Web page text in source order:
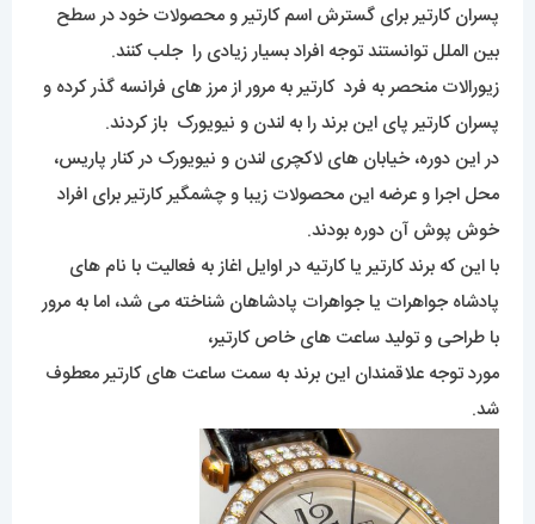
پسران کارتیر برای گسترش اسم کارتیر و محصولات خود در سطح
بین الملل توانستند توجه افراد بسیار زیادی را جلب کنند.
زیورالات منحصر به فرد کارتیر به مرور از مرز های فرانسه گذر کرده و
پسران کارتیر پای این برند را به لندن و نیویورک باز کردند.
در این دوره، خیابان های لاکچری لندن و نیویورک در کنار پاریس،
محل اجرا و عرضه این محصولات زیبا و چشمگیر کارتیر برای افراد
خوش پوش آن دوره بودند.
با این که برند کارتیر یا کارتیه در اوایل اغاز به فعالیت با نام های
پادشاه جواهرات یا جواهرات پادشاهان شناخته می شد، اما به مرور
با طراحی و تولید ساعت های خاص کارتیر،
مورد توجه علاقمندان این برند به سمت ساعت های کارتیر معطوف
شد.